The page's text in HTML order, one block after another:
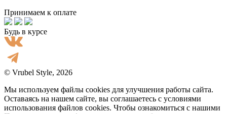
Принимаем к оплате
Будь в курсе
© Vrubel Style, 2026
Мы используем файлы cookies для улучшения работы сайта.
Оставаясь на нашем сайте, вы соглашаетесь с условиями
использования файлов cookies. Чтобы ознакомиться с нашими